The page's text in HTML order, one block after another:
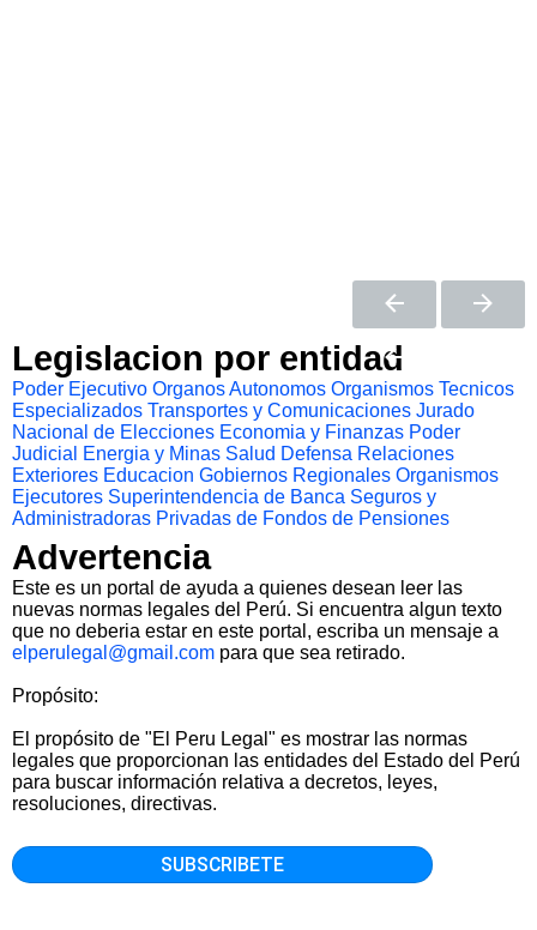
Legislacion por entidad
Poder Ejecutivo Organos Autonomos Organismos Tecnicos
Especializados Transportes y Comunicaciones Jurado
Nacional de Elecciones Economia y Finanzas Poder
Judicial
Energia y Minas Salud Defensa Relaciones
Exteriores Educacion Gobiernos Regionales Organismos
Ejecutores Superintendencia de Banca Seguros y
Administradoras Privadas de Fondos de Pensiones
Advertencia
Este es un portal de ayuda a quienes desean leer las
nuevas normas legales del Perú. Si encuentra algun texto
que no deberia estar en este portal, escriba un mensaje a
elperulegal@gmail.com para que sea retirado.
Propósito:
El propósito de "El Peru Legal" es mostrar las normas
legales que proporcionan las entidades del Estado del Perú
para buscar información relativa a decretos, leyes,
resoluciones, directivas.